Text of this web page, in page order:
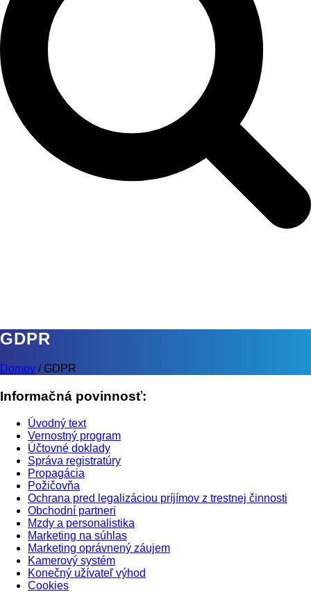
GDPR
Domov /GDPR
Informačná povinnosť:
Úvodný text
Vernostný program
Účtovné doklady
Správa registratúry
Propagácia
Požičovňa
Ochrana pred legalizáciou príjímov z trestnej činnosti
Obchodní partneri
Mzdy a personalistika
Marketing na súhlas
Marketing oprávnený záujem
Kamerový systém
Konečný užívateľ výhod
Cookies